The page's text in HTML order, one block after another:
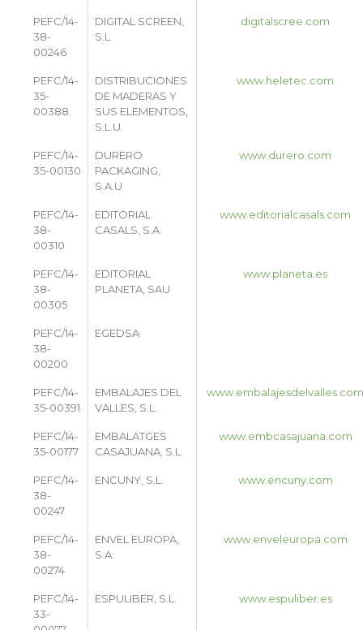
PEFC/14-
38-
00246
DIGITAL SCREEN,
S.L.
digitalscree.com
PEFC/14-
35-
00388
DISTRIBUCIONES
DE MADERAS Y
SUS ELEMENTOS,
S.L.U.
www.heletec.com
PEFC/14-
35-00130
DURERO
PACKAGING,
S.A.U
www.durero.com
PEFC/14-
38-
00310
EDITORIAL
CASALS, S.A.
www.editorialcasals.com
PEFC/14-
38-
00305
EDITORIAL
PLANETA, SAU
www.planeta.es
PEFC/14-
38-
00200
EGEDSA
PEFC/14-
35-00391
EMBALAJES DEL
VALLES, S.L.
www.embalajesdelvalles.com
PEFC/14-
35-00177
EMBALATGES
CASAJUANA, S.L.
www.embcasajuana.com
PEFC/14-
38-
00247
ENCUNY, S.L. www.encuny.com
PEFC/14-
38-
00274
ENVEL EUROPA,
S.A.
www.enveleuropa.com
PEFC/14-
33-
ESPULIBER, S.L. www.espuliber.es